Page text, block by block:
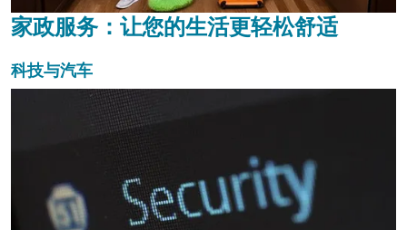
家政服务：让您的生活更轻松舒适
科技与汽车